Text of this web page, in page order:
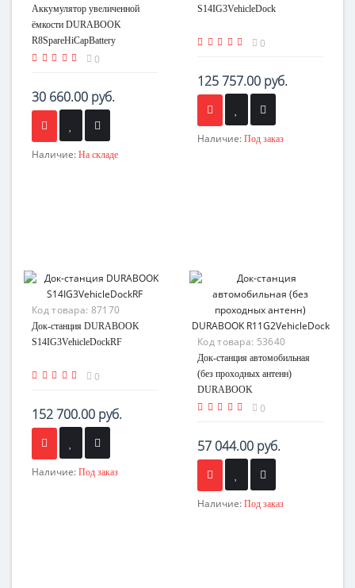
Аккумулятор увеличенной
ёмкости DURABOOK
R8SpareHiCapBattery
0
30 660.00 руб.
Наличие: На складе
S14IG3VehicleDock
0
125 757.00 руб.
Наличие: Под заказ
Код товара: 87170
Док-станция DURABOOK
S14IG3VehicleDockRF
0
152 700.00 руб.
Наличие: Под заказ
Код товара: 53640
Док-станция автомобильная
(без проходных антенн)
DURABOOK
R11G2VehicleDock
0
57 044.00 руб.
Наличие: Под заказ